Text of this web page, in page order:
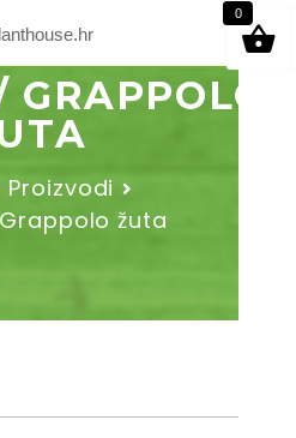
9
Proizvodi
žuta
0